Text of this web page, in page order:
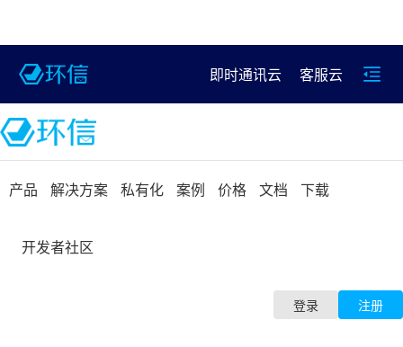
即时通讯云 客服云
产品 解决方案 私有化 案例 价格 文档 下载
开发者社区
登录 注册